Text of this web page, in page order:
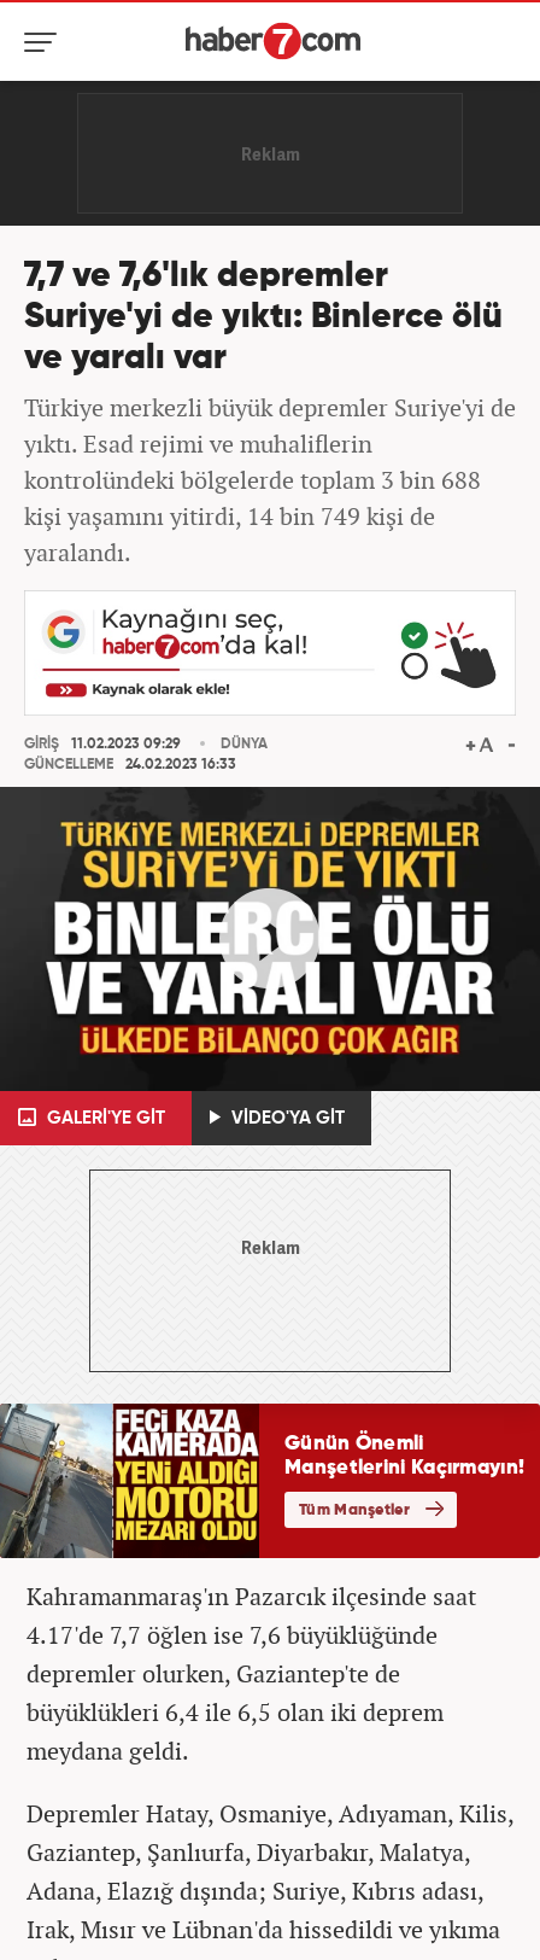
7,7 ve 7,6'lık depremler
Suriye'yi de yıktı: Binlerce ölü
ve yaralı var
Türkiye merkezli büyük depremler Suriye'yi de
yıktı. Esad rejimi ve muhaliflerin
kontrolündeki bölgelerde toplam 3 bin 688
kişi yaşamını yitirdi, 14 bin 749 kişi de
yaralandı.
GİRİŞ
11.02.2023 09:29
GÜNCELLEME
24.02.2023 16:33
DÜNYA
GALERİ'YE GİT VİDEO'YA GİT
Kahramanmaraş'ın Pazarcık ilçesinde saat
4.17'de 7,7 öğlen ise 7,6 büyüklüğünde
depremler olurken, Gaziantep'te de
büyüklükleri 6,4 ile 6,5 olan iki deprem
meydana geldi.
Depremler Hatay, Osmaniye, Adıyaman, Kilis,
Gaziantep, Şanlıurfa, Diyarbakır, Malatya,
Adana, Elazığ dışında; Suriye, Kıbrıs adası,
Irak, Mısır ve Lübnan'da hissedildi ve yıkıma